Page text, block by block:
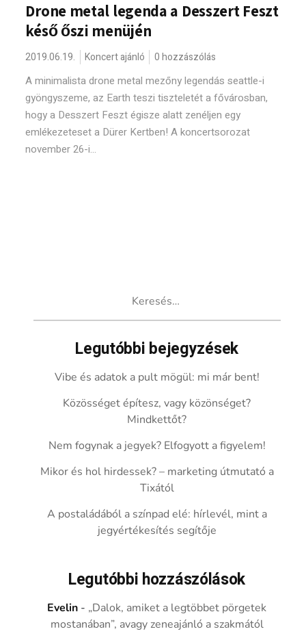
Drone metal legenda a Desszert Feszt
késő őszi menüjén
2019.06.19. Koncert ajánló 0 hozzászólás
A minimalista drone metal mezőny legendás seattle-i
gyöngyszeme, az Earth teszi tiszteletét a fővárosban,
hogy a Desszert Feszt égisze alatt zenéljen egy
emlékezeteset a Dürer Kertben! A koncertsorozat
november 26-i...
Legutóbbi bejegyzések
Vibe és adatok a pult mögül: mi már bent!
Közösséget építesz, vagy közönséget?
Mindkettőt?
Nem fogynak a jegyek? Elfogyott a figyelem!
Mikor és hol hirdessek? – marketing útmutató a
Tixától
A postaládából a színpad elé: hírlevél, mint a
jegyértékesítés segítője
Legutóbbi hozzászólások
Evelin - „Dalok, amiket a legtöbbet pörgetek
mostanában”, avagy zeneajánló a szakmától